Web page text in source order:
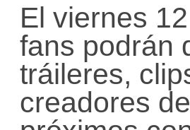
El viernes
fans podrán
tráileres,
creadores de